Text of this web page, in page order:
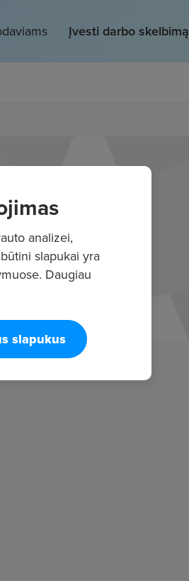
Įvesti darbo skelbimą
analizei,
slapukai yra
Daugiau
slapukus